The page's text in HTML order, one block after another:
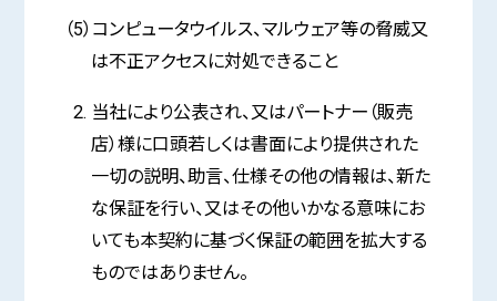
（5）コンピュータウイルス、マルウェア等の脅威又
は不正アクセスに対処できること
当社により公表され、又はパートナー（販売
店）様に口頭若しくは書面により提供された
一切の説明、助言、仕様その他の情報は、新た
な保証を行い、又はその他いかなる意味にお
いても本契約に基づく保証の範囲を拡大する
ものではありません。